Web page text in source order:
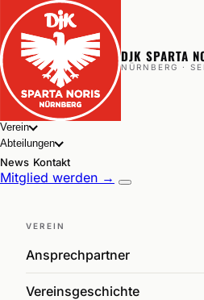
DJK SPARTA
NÜRNBERG ·
Verein
Abteilungen
News Kontakt
Mitglied werden →
VEREIN
Ansprechpartner
Vereinsgeschichte